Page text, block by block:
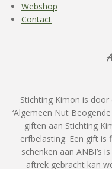
Webshop
Contact
Stichting Kimon is
‘Algemeen Nut
giften aan Stichting
erfbelasting. Een gift is
schenken aan ANBI’s
aftrek gebracht kan